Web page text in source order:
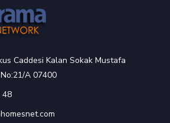
Caddesi Kalan Sokak Mustafa
A 07400
48